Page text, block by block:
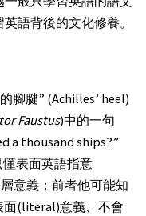
語背後的文化修養。
腳腱” (Achilles’ heel)
Faustus)中的一句
a thousand ships?”
表面英語指意
意義；前者他可能知
面(literal)意義、不會